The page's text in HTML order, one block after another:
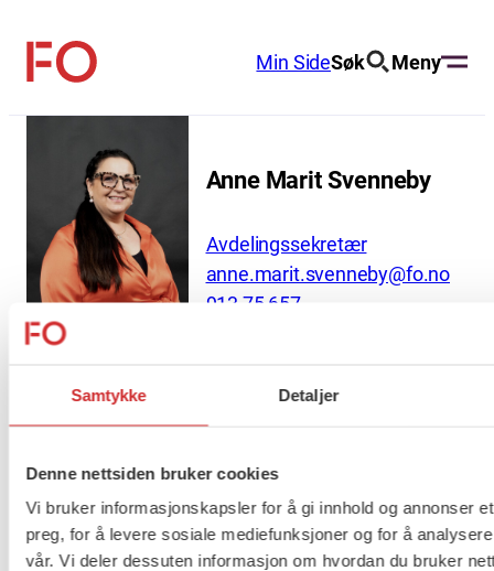
Samtykke Detaljer
Denne nettsiden bruker cookies
Vi bruker informasjonskapsler for å gi innhold og annonser
preg, for å levere sosiale mediefunksjoner og for å
vår. Vi deler dessuten informasjon om hvordan du bruker
innhold
FO
(Fellesorganisasjonen)
Min SideSøk Meny
Anne Marit Svenneby
Avdelingssekretær
anne.marit.svenneby@fo.no
913 75 657
About us (English)
Pb. 4693 Sofienberg
0506 OSLO